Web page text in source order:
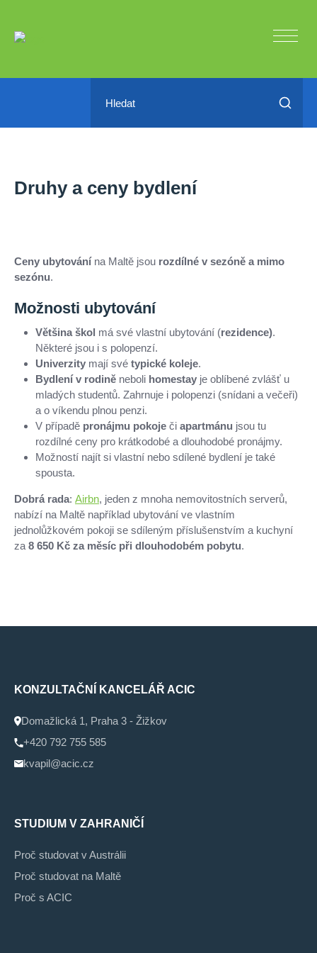
Druhy a ceny bydlení
Ceny ubytovánína Maltě jsou rozdílné v sezóně a mimo
sezónu.
Možnosti ubytování
Většina škol má své vlastní ubytování (rezidence).
Některé jsou i s polopenzí.
Univerzity mají své typické koleje.
Bydlení v rodině neboli homestay je oblíbené zvlášť u
mladých studentů. Zahrnuje i polopenzi (snídani a večeři)
a o víkendu plnou penzi.
V případě pronájmu pokoje či apartmánu jsou tu
rozdílné ceny pro krátkodobé a dlouhodobé pronájmy.
Možností najít si vlastní nebo sdílené bydlení je také
spousta.
Dobrá rada: Airbn, jeden z mnoha nemovitostních serverů,
nabízí na Maltě například ubytování ve vlastním
jednolůžkovém pokoji se sdíleným příslušenstvím a kuchyní
za 8 650 Kč za měsíc při dlouhodobém pobytu.
KONZULTAČNÍ KANCELÁŘ ACIC
Domažlická 1, Praha 3 - Žižkov
+420 792 755 585
kvapil@acic.cz
STUDIUM V ZAHRANIČÍ
Proč studovat v Austrálii
Proč studovat na Maltě
Proč s ACIC